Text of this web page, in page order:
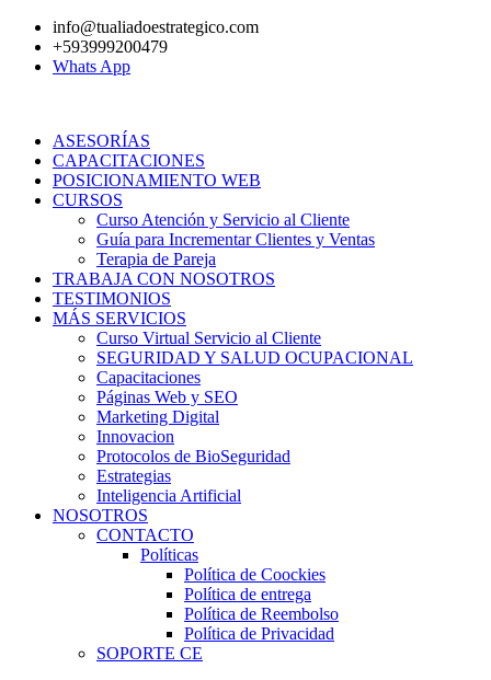
contenido
info@tualiadoestrategico.com
+593999200479
Whats App
ASESORÍAS
CAPACITACIONES
POSICIONAMIENTO WEB
CURSOS
Curso Atención y Servicio al Cliente
Guía para Incrementar Clientes y Ventas
Terapia de Pareja
TRABAJA CON NOSOTROS
TESTIMONIOS
MÁS SERVICIOS
Curso Virtual Servicio al Cliente
SEGURIDAD Y SALUD OCUPACIONAL
Capacitaciones
Páginas Web y SEO
Marketing Digital
Innovacion
Protocolos de BioSeguridad
Estrategias
Inteligencia Artificial
NOSOTROS
CONTACTO
Políticas
Política de Coockies
Política de entrega
Política de Reembolso
Política de Privacidad
SOPORTE CE